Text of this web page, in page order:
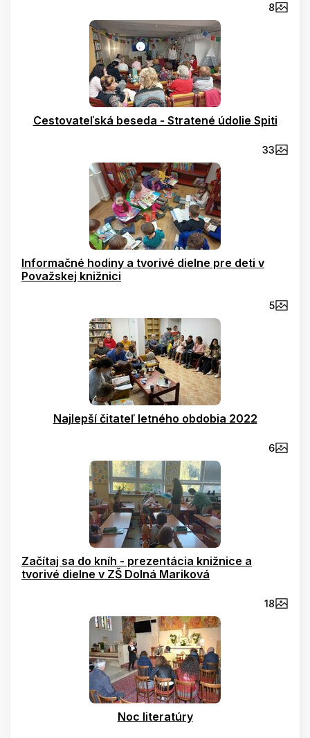
8
Cestovateľská beseda - Stratené údolie Spiti
33
Informačné hodiny a tvorivé dielne pre deti v
Považskej knižnici
5
Najlepší čitateľ letného obdobia 2022
6
Začítaj sa do kníh - prezentácia knižnice a
tvorivé dielne v ZŠ Dolná Mariková
18
Noc literatúry